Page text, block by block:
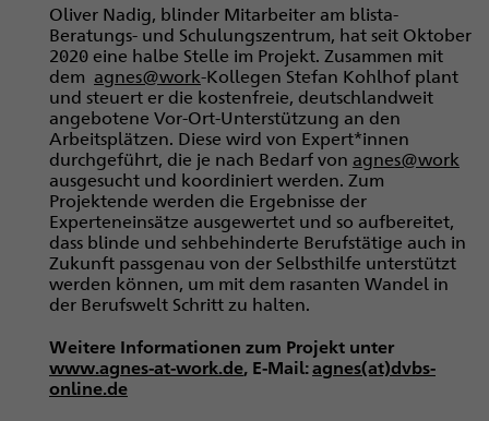
Oliver Nadig, blinder Mitarbeiter am blista-
Beratungs- und Schulungszentrum, hat seit Oktober
2020 eine halbe Stelle im Projekt. Zusammen mit
dem agnes@work-Kollegen Stefan Kohlhof plant
und steuert er die kostenfreie, deutschlandweit
angebotene Vor-Ort-Unterstützung an den
Arbeitsplätzen. Diese wird von Expert*innen
durchgeführt, die je nach Bedarf von agnes@work
ausgesucht und koordiniert werden. Zum
Projektende werden die Ergebnisse der
Experteneinsätze ausgewertet und so aufbereitet,
dass blinde und sehbehinderte Berufstätige auch in
Zukunft passgenau von der Selbsthilfe unterstützt
werden können, um mit dem rasanten Wandel in
der Berufswelt Schritt zu halten.
Weitere Informationen zum Projekt unter
www.agnes-at-work.de, E-Mail:agnes(at)dvbs-
online.de